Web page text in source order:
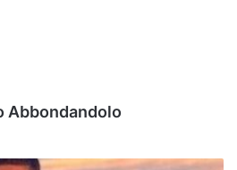
Abbondandolo